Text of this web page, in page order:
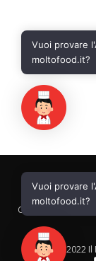
CALTAGIRONE
CORRIERE ADRIATICO
© 2022
Vuoi provare
moltofood.it?